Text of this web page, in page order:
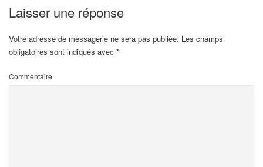
Laisser une réponse
Votre adresse de messagerie ne sera pas publiée. Les champs
obligatoires sont indiqués avec *
Commentaire